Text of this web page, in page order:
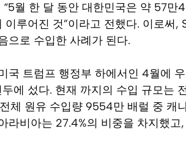
월 한 달 동안 대한민국은 약 57만
루어진 것”이라고 전했다. 이로써,
으로 수입한 사례가 된다.
국 트럼프 행정부 하에서인 4월에
에 섰다. 현재 까지의 수입 규모는
체 원유 수입량 9554만 배럴 중 캐
라비아는 27.4%의 비중을 차지했고